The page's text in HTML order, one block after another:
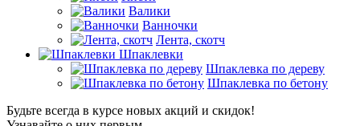
Валики
Ванночки
Лента, скотч
Шпаклевки
Шпаклевка по дереву
Шпаклевка по бетону
Будьте всегда в курсе новых акций и скидок!